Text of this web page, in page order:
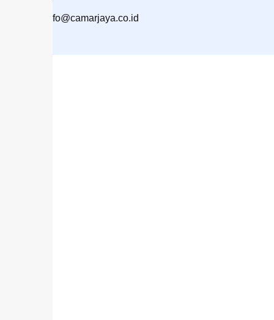
Email : info@camarjaya.co.id